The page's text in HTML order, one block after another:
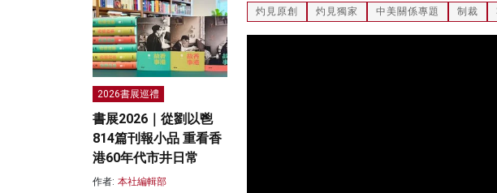
灼見原創 灼見獨家 中美關係專題 制裁
2026書展巡禮
書展2026｜從劉以鬯
814篇刊報小品 重看香
港60年代市井日常
作者: 本社編輯部